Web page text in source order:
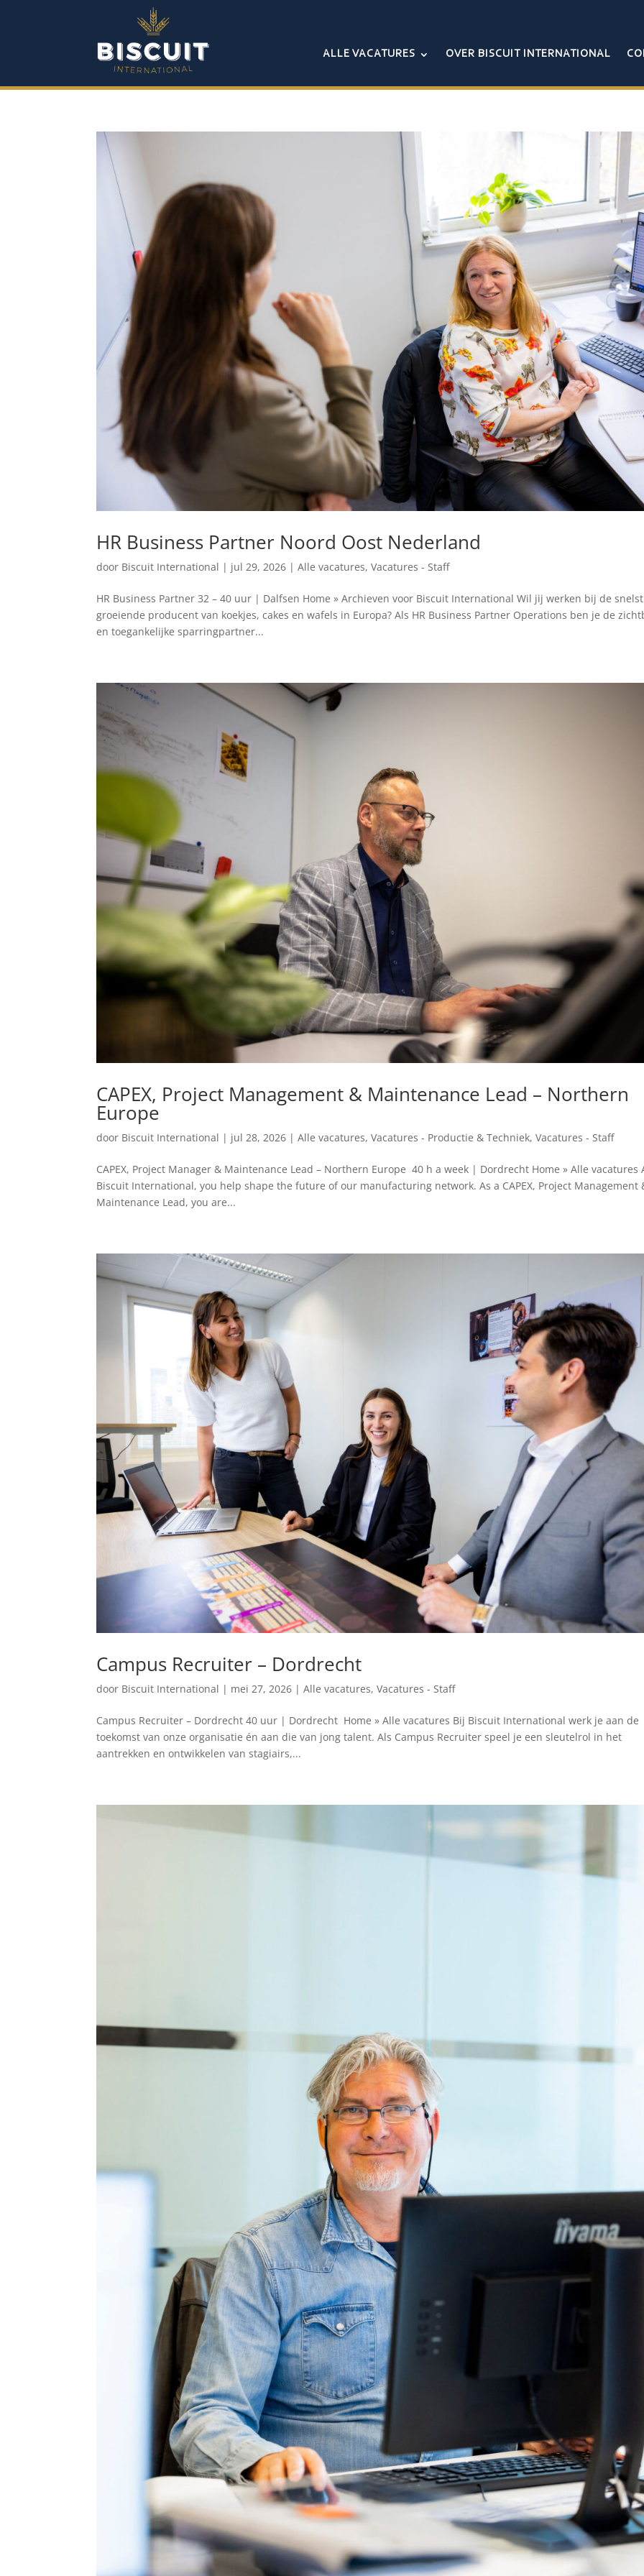
ALLE VACATURES OVER BISCUIT INTERNATIONAL
HR Business Partner Noord Oost Nederland
door Biscuit International | jul 29, 2026 |Alle vacatures,Vacatures - Staff
HR Business Partner 32 – 40 uur | Dalfsen Home » Archieven voor Biscuit International Wil jij werken bij de snelst
groeiende producent van koekjes, cakes en wafels in Europa? Als HR Business Partner Operations ben je de
en toegankelijke sparringpartner...
CAPEX, Project Management & Maintenance Lead – Northern
Europe
door Biscuit International | jul 28, 2026 |Alle vacatures,Vacatures - Productie & Techniek,Vacatures - Staff
CAPEX, Project Manager & Maintenance Lead – Northern Europe 40 h a week | Dordrecht Home » Alle vacatures
Biscuit International, you help shape the future of our manufacturing network. As a CAPEX, Project Management
Maintenance Lead, you are...
Campus Recruiter – Dordrecht
door Biscuit International | mei 27, 2026 |Alle vacatures,Vacatures - Staff
Campus Recruiter – Dordrecht 40 uur | Dordrecht Home » Alle vacatures Bij Biscuit International werk je aan de
toekomst van onze organisatie én aan die van jong talent. Als Campus Recruiter speel je een sleutelrol in het
aantrekken en ontwikkelen van stagiairs,...